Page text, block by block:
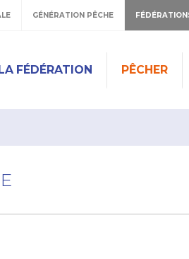
GÉNÉRATION PÊCHE
FÉDÉRATION PÊCHER